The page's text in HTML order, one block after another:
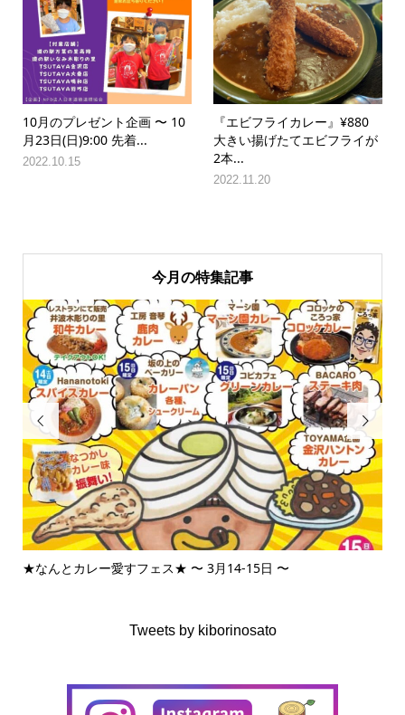
10月のプレゼント企画 〜 10
月23日(日)9:00 先着...
2022.10.15
『エビフライカレー』¥880
大きい揚げたてエビフライが
2本...
2022.11.20
今月の特集記事

★なんとカレー愛すフェス★ 〜 3月14-15日 〜

Tweets by kiborinosato